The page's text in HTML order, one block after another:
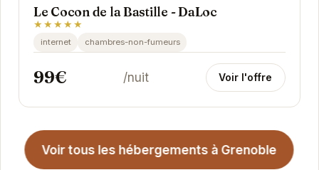
Le Cocon de la Bastille - DaLoc
★★★★★
internet chambres-non-fumeurs
99€ /nuit Voir l'offre
Voir tous les hébergements à Grenoble